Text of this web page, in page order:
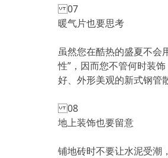
07
暖气片也要思考
虽然您在酷热的盛夏不会
性”，因而您不管何时装
好、外形美观的新式钢管
08
地上装饰也要留意
铺地砖时不要让水泥受潮